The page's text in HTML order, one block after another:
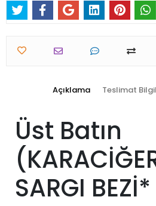
Açıklama Teslimat
Üst Batın
SARGI BEZİ*